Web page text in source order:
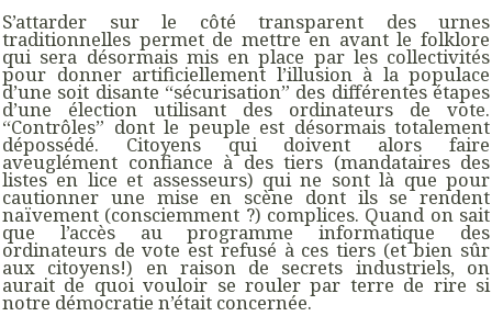
S’attarder sur le côté transparent des urnes
traditionnelles permet de mettre en avant le folklore
qui sera désormais mis en place par les collectivités
pour donner artificiellement l’illusion à la populace
d’une soit disante “sécurisation” des différentes étapes
d’une élection utilisant des ordinateurs de vote.
“Contrôles” dont le peuple est désormais totalement
dépossédé. Citoyens qui doivent alors faire
aveuglément confiance à des tiers (mandataires des
listes en lice et assesseurs) qui ne sont là que pour
cautionner une mise en scène dont ils se rendent
naïvement (consciemment ?) complices. Quand on sait
que l’accès au programme informatique des
ordinateurs de vote est refusé à ces tiers (et bien sûr
aux citoyens!) en raison de secrets industriels, on
aurait de quoi vouloir se rouler par terre de rire si
notre démocratie n’était concernée.